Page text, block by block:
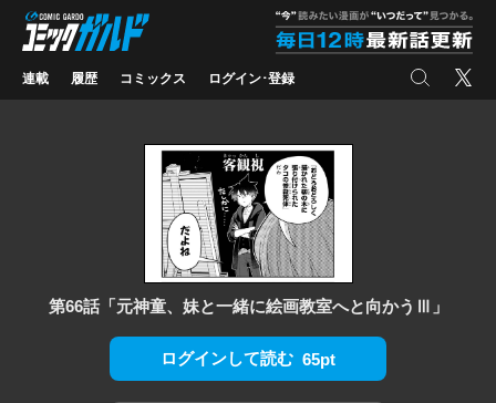
コミックガルド
連載 履歴 コミックス ログイン･登録 検索 X
第66話「元神童、妹と一緒に絵画教室へと向かうⅢ」
ログインして読む 65pt